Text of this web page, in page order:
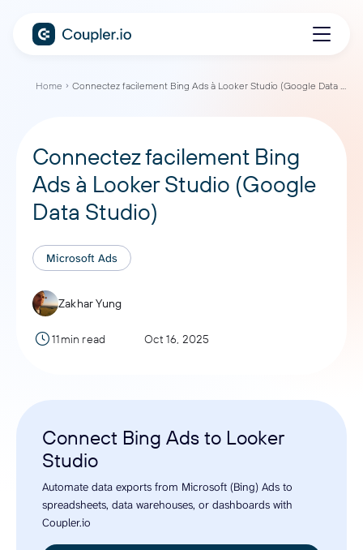
Home Connectez facilement Bing Ads à Looker Studio (Google Data Studio)
Connectez facilement Bing
Ads à Looker Studio (Google
Data Studio)
Microsoft Ads
Zakhar Yung
11min read Oct 16, 2025
Connect Bing Ads to Looker
Studio
Automate data exports from Microsoft (Bing) Ads to
spreadsheets, data warehouses, or dashboards with
Coupler.io